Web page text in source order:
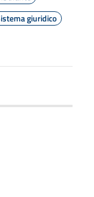
giuridico